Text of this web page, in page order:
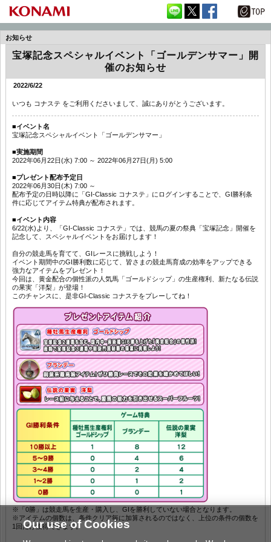
お知らせ
宝塚記念スペシャルイベント「ゴールデンサマー」開
催のお知らせ
2022/6/22
いつも コナステ をご利用くださいまして、誠にありがとうございます。
■イベント名
宝塚記念スペシャルイベント「ゴールデンサマー」
■実施期間
2022年06月22日(水) 7:00 ～ 2022年06月27日(月) 5:00
■プレゼント配布予定日
2022年06月30日(木) 7:00 ～
配布予定の日時以降に「GI-Classic コナステ」にログインすることで、GI勝利条
件に応じてアイテム特典が配布されます。
■イベント内容
6/22(水)より、「GI-Classic コナステ」では、競馬の夏の祭典「宝塚記念」開催を
記念して、スペシャルイベントをお届けします！
自分の競走馬を育てて、GIレースに挑戦しよう！
イベント期間中のGI勝利数に応じて、皆さまの競走馬育成の効率をアップできる
強力なアイテムをプレゼント！
今回は、黄金配合の個性派の人気馬「ゴールドシップ」の生産権利、新たなる伝説
の果実「洋梨」が登場！
このチャンスに、是非GI-Classic コナステをプレーしてね！
※「0勝」は競走馬を生産・購入し、GIを勝利していない場合となります。
※アイテムの個数は、条件クリア毎に加算されるのではなく、上位の条件の個数を
1回だけ獲得できます。
Our use of Cookies